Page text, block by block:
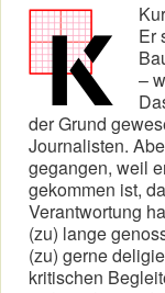
Er
–
der Grund
Journalisten.
gegangen, weil
gekommen ist,
Verantwortung
(zu) lange
(zu) gerne
kritischen